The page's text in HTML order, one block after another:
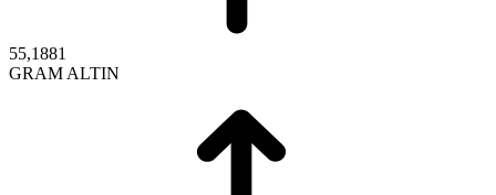
55,1881
GRAM ALTIN